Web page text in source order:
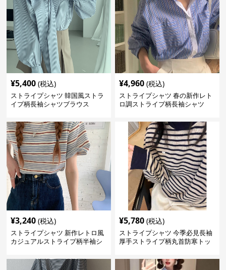
¥5,400 (税込)
ストライプシャツ 韓国風ストラ
イプ柄長袖シャツブラウス
¥4,960 (税込)
ストライプシャツ 春の新作レト
ロ調ストライプ柄長袖シャツ
¥3,240 (税込)
ストライプシャツ 新作レトロ風
カジュアルストライプ柄半袖シ
¥5,780 (税込)
ストライプシャツ 今季必見長袖
厚手ストライプ柄丸首防寒トッ